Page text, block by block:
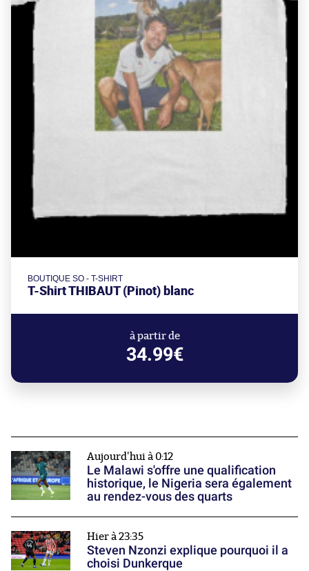
BOUTIQUE SO - T-SHIRT
T-Shirt THIBAUT (Pinot) blanc
à partir de
34.99€
Aujourd'hui à 0:12
Le Malawi s'offre une qualification
historique, le Nigeria sera également
au rendez-vous des quarts
Hier à 23:35
Steven Nzonzi explique pourquoi il a
choisi Dunkerque